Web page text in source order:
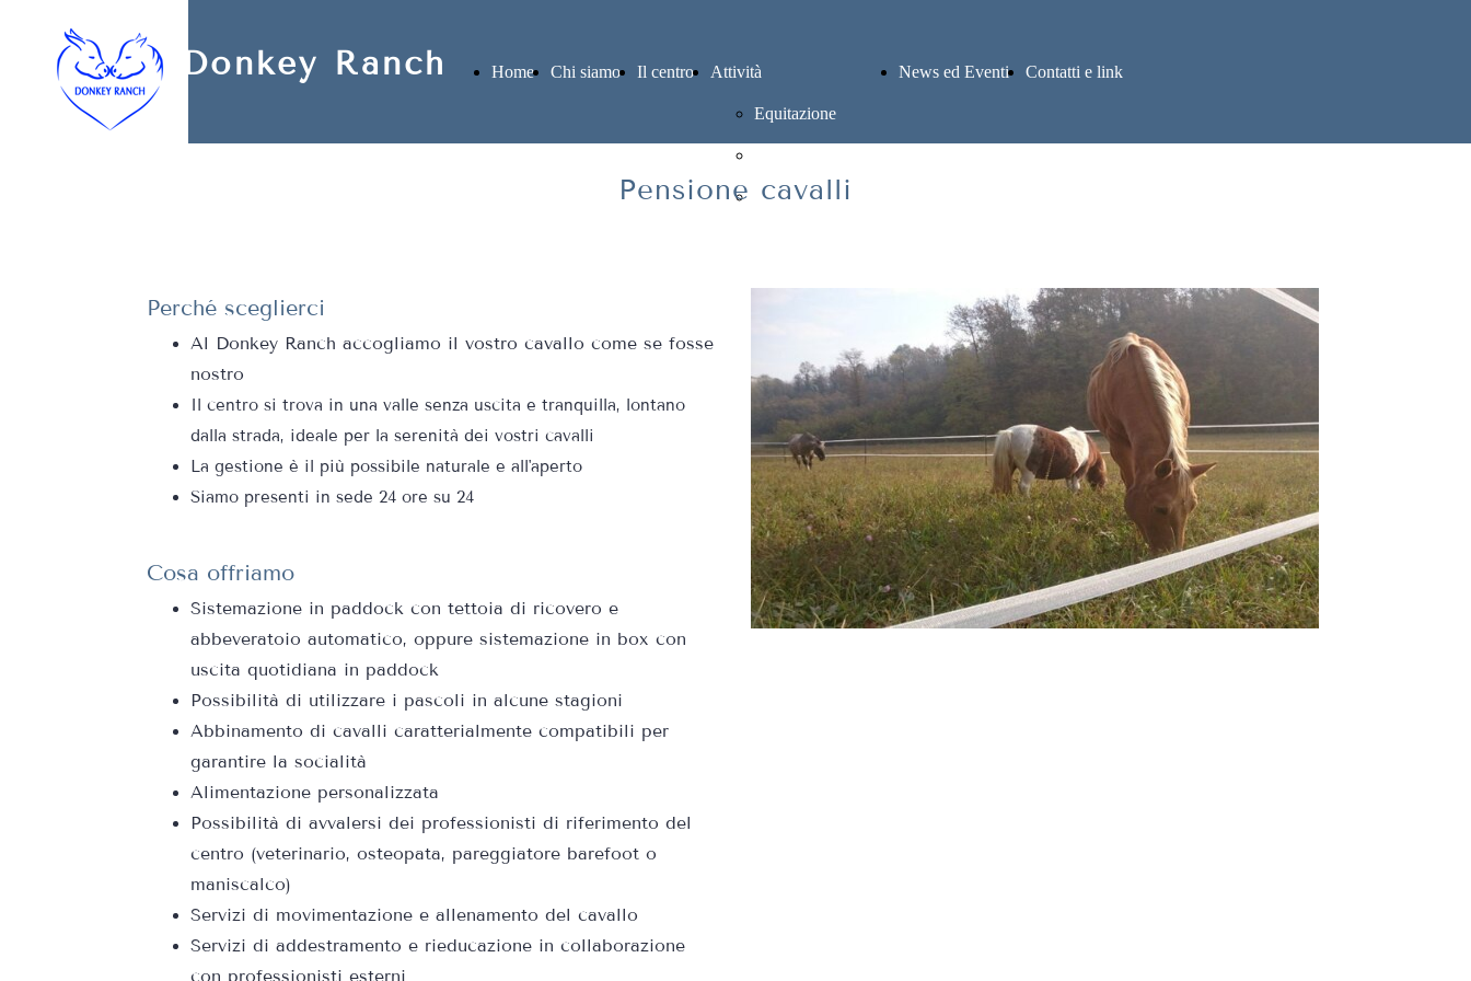
Donkey Ranch Home Chi siamo Il centro Attività
Equitazione
Altre attività
News ed Eventi Contatti e link
Pensione cavalli
Perché sceglierci
Al Donkey Ranch accogliamo il vostro cavallo come se fosse
nostro
Il centro si trova in una valle senza uscita e tranquilla, lontano
dalla strada, ideale per la serenità dei vostri cavalli
La gestione è il più possibile naturale e all'aperto
Siamo presenti in sede 24 ore su 24
Cosa offriamo
Sistemazione in paddock con tettoia di ricovero e
abbeveratoio automatico, oppure sistemazione in box con
uscita quotidiana in paddock
Possibilità di utilizzare i pascoli in alcune stagioni
Abbinamento di cavalli caratterialmente compatibili per
garantire la socialità
Alimentazione personalizzata
Possibilità di avvalersi dei professionisti di riferimento del
centro (veterinario, osteopata, pareggiatore barefoot o
maniscalco)
Servizi di movimentazione e allenamento del cavallo
Servizi di addestramento e rieducazione in collaborazione
con professionisti esterni